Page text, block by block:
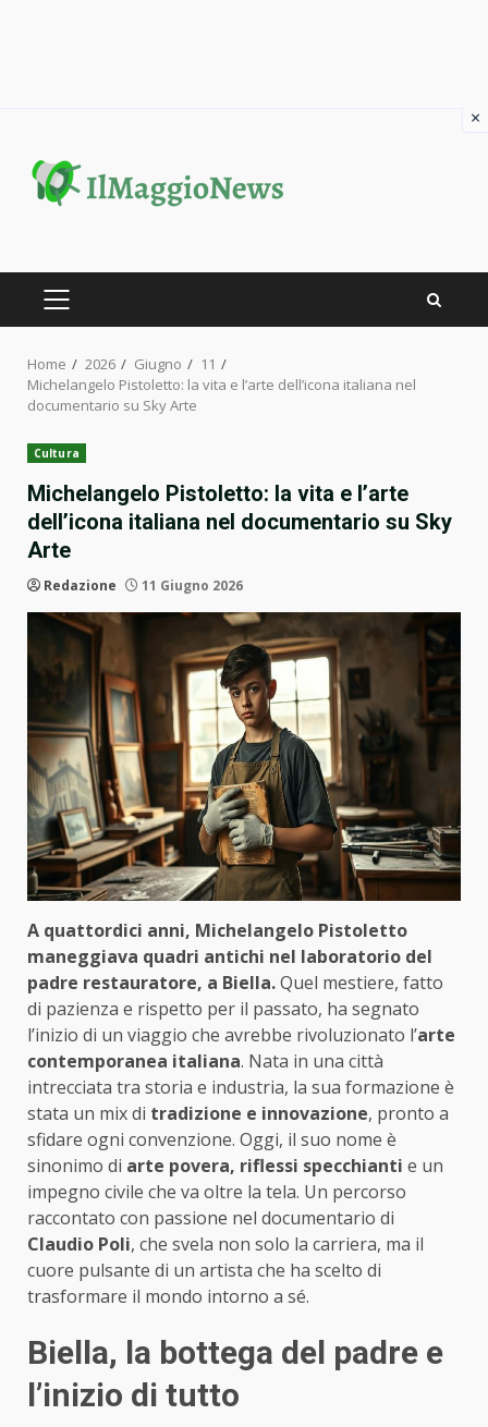
content
PRIMARY
Home 2026 Giugno
11
Michelangelo Pistoletto: la vita e l’arte dell’icona italiana nel
documentario su Sky Arte
Cultura
Michelangelo Pistoletto: la vita e l’arte
dell’icona italiana nel documentario su Sky
Arte
Redazione 11 Giugno 2026
A quattordici anni, Michelangelo Pistoletto
maneggiava quadri antichi nel laboratorio del
padre restauratore, a Biella.Quel mestiere, fatto
di pazienza e rispetto per il passato, ha segnato
l’inizio di un viaggio che avrebbe rivoluzionato l’arte
contemporanea italiana. Nata in una città
intrecciata tra storia e industria, la sua formazione è
stata un mix di tradizione e innovazione, pronto a
sfidare ogni convenzione. Oggi, il suo nome è
sinonimo di arte povera, riflessi specchianti e un
impegno civile che va oltre la tela. Un percorso
raccontato con passione nel documentario di
Claudio Poli, che svela non solo la carriera, ma il
cuore pulsante di un artista che ha scelto di
trasformare il mondo intorno a sé.
Biella, la bottega del padre e
l’inizio di tutto
×